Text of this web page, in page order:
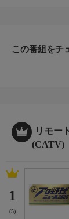
この番組をチ
リモー
(CATV)
1
(5)